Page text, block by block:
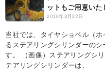
ットもご用意いた
2019年3月22日
当社では、タイヤショベル（
るステアリングシリンダーの
す。 （画像）ステアリングシ
テアリングシリンダーは、